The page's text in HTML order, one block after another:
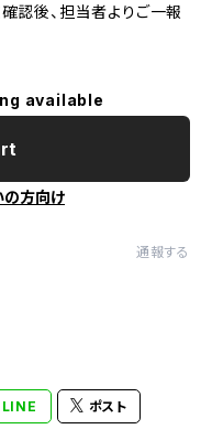
認後、担当者よりご一報
available
の方向け
通報する
LINE ポスト